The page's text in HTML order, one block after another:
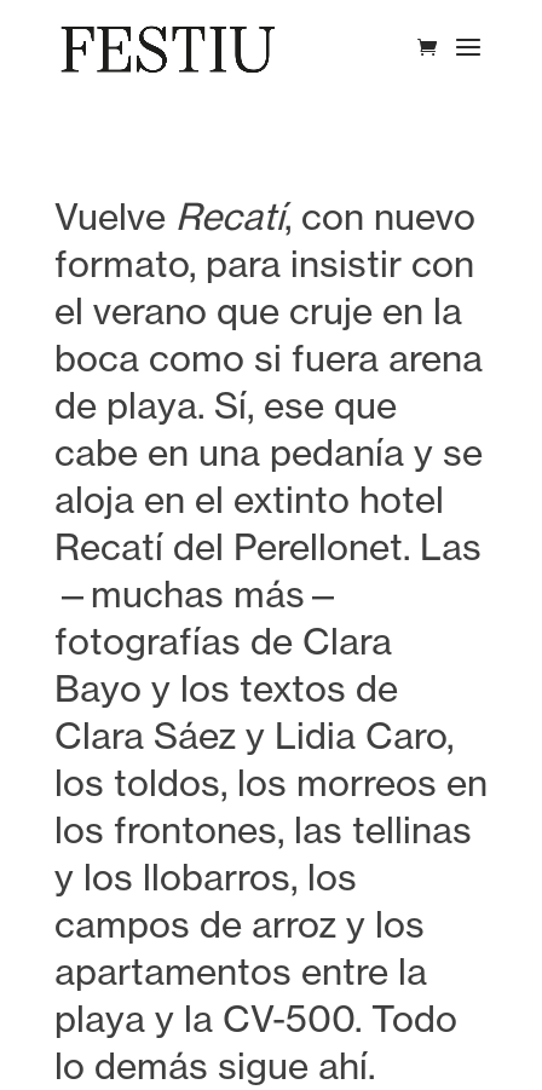
Vuelve Recatí, con nuevo
formato, para insistir con
el verano que cruje en la
boca como si fuera arena
de playa. Sí, ese que
cabe en una pedanía y se
aloja en el extinto hotel
Recatí del Perellonet. Las
—muchas más—
fotografías de Clara
Bayo y los textos de
Clara Sáez y Lidia Caro,
los toldos, los morreos en
los frontones, las tellinas
y los llobarros, los
campos de arroz y los
apartamentos entre la
playa y la CV-500. Todo
lo demás sigue ahí.